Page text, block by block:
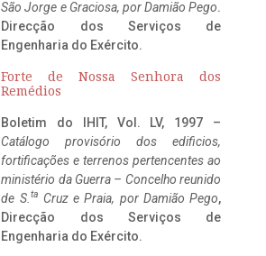
São Jorge e Graciosa, por Damião Pego.
Direcção dos Serviços de
Engenharia do Exército.
Forte de Nossa Senhora dos
Remédios
Boletim do IHIT, Vol. LV, 1997 –
Catálogo provisório dos edificios,
fortificações e terrenos pertencentes ao
ministério da Guerra – Concelho reunido
de S. ta Cruz e Praia, por Damião Pego,
Direcção dos Serviços de
Engenharia do Exército.